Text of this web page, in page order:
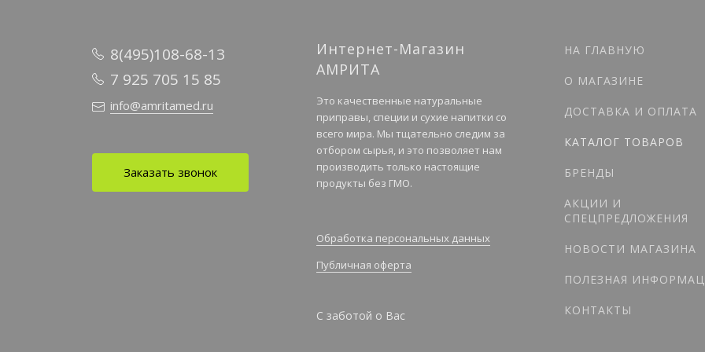
8(495)108-68-13
7 925 705 15 85
info@amritamed.ru
Заказать звонок
Интернет-Магазин
АМРИТА
Это качественные натуральные
приправы, специи и сухие напитки со
всего мира. Мы тщательно следим за
отбором сырья, и это позволяет нам
производить только настоящие
продукты без ГМО.
Обработка персональных данных
Публичная оферта
С заботой о Вас
НА ГЛАВНУЮ
О МАГАЗИНЕ
ДОСТАВКА И ОПЛАТА
КАТАЛОГ ТОВАРОВ
БРЕНДЫ
АКЦИИ И
СПЕЦПРЕДЛОЖЕНИЯ
НОВОСТИ МАГАЗИНА
ПОЛЕЗНАЯ
КОНТАКТЫ